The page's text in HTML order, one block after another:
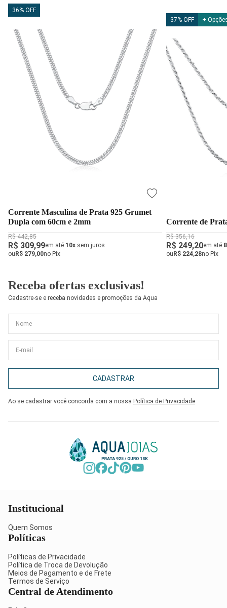
36% OFF
Corrente Masculina de Prata 925 Grumet
Dupla com 60cm e 2mm
R$ 442,85
R$ 309,99em até 10x sem juros
ouR$ 279,00no Pix
37% OFF +
Corrente de
R$ 356,16
R$ 249,20em até
ouR$ 224,28no Pix
Receba ofertas exclusivas!
Cadastre-se e receba novidades e promoções da Aqua
CADASTRAR
Ao se cadastrar você concorda com a nossa Política de Privacidade
Institucional
Quem Somos
Políticas
Políticas de Privacidade
Política de Troca de Devolução
Meios de Pagamento e de Frete
Termos de Serviço
Central de Atendimento